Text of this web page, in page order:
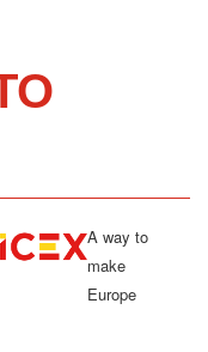
A way to
make
Europe